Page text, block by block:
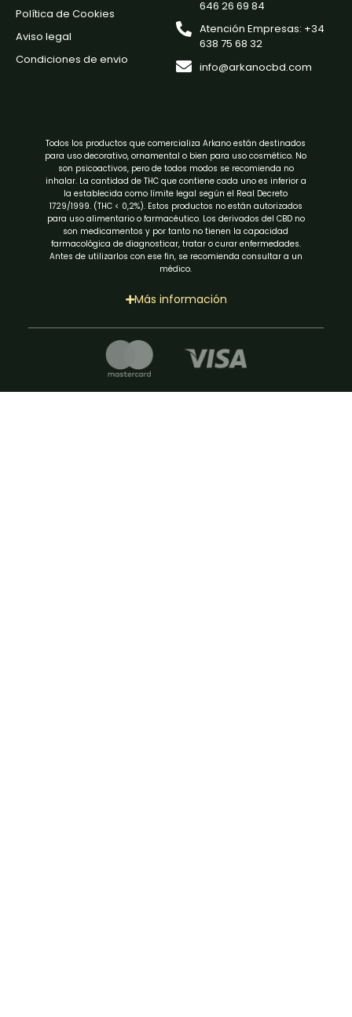
Política de Cookies
Aviso legal
Condiciones de envio
646 26 69 84
Atención Empresas: +34
638 75 68 32
info@arkanocbd.com
Todos los productos que comercializa Arkano están destinados
para uso decorativo, ornamental o bien para uso cosmético. No
son psicoactivos, pero de todos modos se recomienda no
inhalar. La cantidad de THC que contiene cada uno es inferior a
la establecida como límite legal según el Real Decreto
1729/1999. (THC < 0,2%). Estos productos no están autorizados
para uso alimentario o farmacéutico. Los derivados del CBD no
son medicamentos y por tanto no tienen la capacidad
farmacológica de diagnosticar, tratar o curar enfermedades.
Antes de utilizarlos con ese fin, se recomienda consultar a un
médico.
Más información